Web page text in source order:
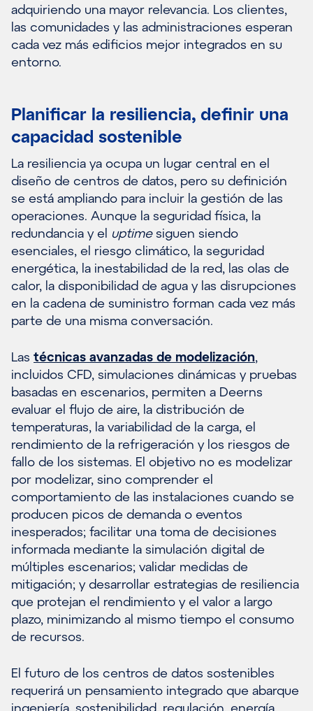
adquiriendo una mayor relevancia. Los clientes,
las comunidades y las administraciones esperan
cada vez más edificios mejor integrados en su
entorno.
Planificar la resiliencia, definir una
capacidad sostenible
La resiliencia ya ocupa un lugar central en el
diseño de centros de datos, pero su definición
se está ampliando para incluir la gestión de las
operaciones. Aunque la seguridad física, la
redundancia y el uptimesiguen siendo
esenciales, el riesgo climático, la seguridad
energética, la inestabilidad de la red, las olas de
calor, la disponibilidad de agua y las disrupciones
en la cadena de suministro forman cada vez más
parte de una misma conversación.
Las técnicas avanzadas de modelización,
incluidos CFD, simulaciones dinámicas y pruebas
basadas en escenarios, permiten a Deerns
evaluar el flujo de aire, la distribución de
temperaturas, la variabilidad de la carga, el
rendimiento de la refrigeración y los riesgos de
fallo de los sistemas. El objetivo no es modelizar
por modelizar, sino comprender el
comportamiento de las instalaciones cuando se
producen picos de demanda o eventos
inesperados; facilitar una toma de decisiones
informada mediante la simulación digital de
múltiples escenarios; validar medidas de
mitigación; y desarrollar estrategias de resiliencia
que protejan el rendimiento y el valor a largo
plazo, minimizando al mismo tiempo el consumo
de recursos.
El futuro de los centros de datos sostenibles
requerirá un pensamiento integrado que abarque
ingeniería, sostenibilidad, regulación, energía,